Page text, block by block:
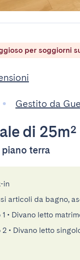
per soggiorni
Gestito da
di 25m²
piano terra
in
articoli da bagno,
• Divano letto
2 • Divano letto